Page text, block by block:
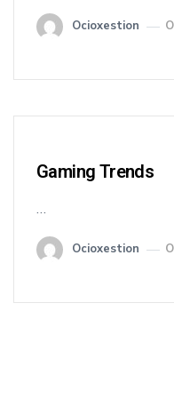
Ocioxestion
Gaming Trends
…
Ocioxestion